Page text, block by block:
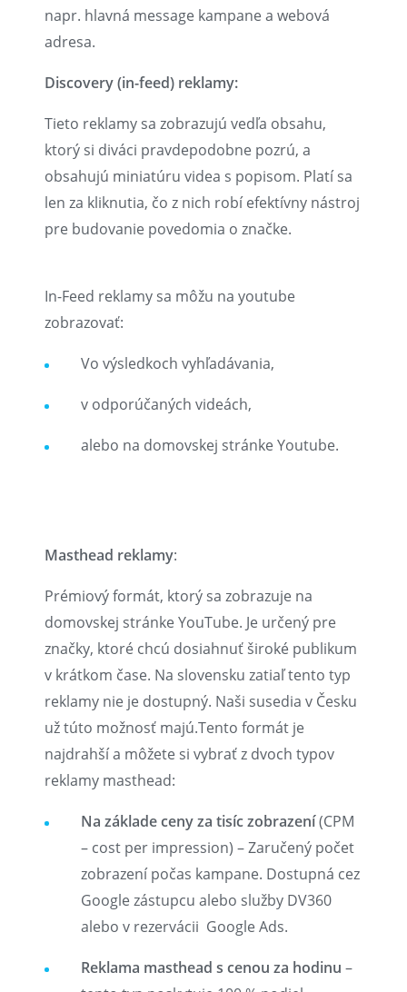
napr. hlavná message kampane a webová
adresa.
Discovery (in-feed) reklamy:
Tieto reklamy sa zobrazujú vedľa obsahu,
ktorý si diváci pravdepodobne pozrú, a
obsahujú miniatúru videa s popisom. Platí sa
len za kliknutia, čo z nich robí efektívny nástroj
pre budovanie povedomia o značke.
In-Feed reklamy sa môžu na youtube
zobrazovať:
Vo výsledkoch vyhľadávania,
v odporúčaných videách,
alebo na domovskej stránke Youtube.
Masthead reklamy:
Prémiový formát, ktorý sa zobrazuje na
domovskej stránke YouTube. Je určený pre
značky, ktoré chcú dosiahnuť široké publikum
v krátkom čase. Na slovensku zatiaľ tento typ
reklamy nie je dostupný. Naši susedia v Česku
už túto možnosť majú.Tento formát je
najdrahší a môžete si vybrať z dvoch typov
reklamy masthead:
Na základe ceny za tisíc zobrazení(CPM
– cost per impression) – Zaručený počet
zobrazení počas kampane. Dostupná cez
Google zástupcu alebo služby DV360
alebo v rezervácii Google Ads.
Reklama masthead s cenou za hodinu –